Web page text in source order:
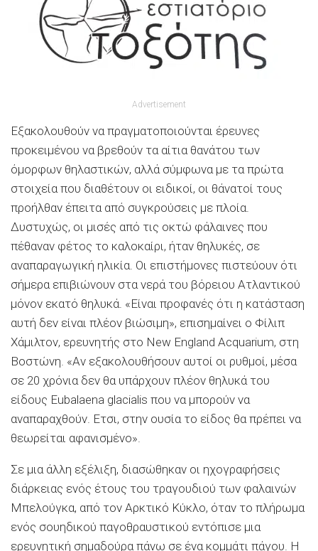
Advertisement
Εξακολουθούν να πραγματοποιούνται έρευνες
προκειμένου να βρεθούν τα αίτια θανάτου των
όμορφων θηλαστικών, αλλά σύμφωνα με τα πρώτα
στοιχεία που διαθέτουν οι ειδικοί, οι θάνατοί τους
προήλθαν έπειτα από συγκρούσεις με πλοία.
Δυστυχώς, οι μισές από τις οκτώ φάλαινες που
πέθαναν φέτος το καλοκαίρι, ήταν θηλυκές, σε
αναπαραγωγική ηλικία. Οι επιστήμονες πιστεύουν ότι
σήμερα επιβιώνουν στα νερά του βόρειου Ατλαντικού
μόνον εκατό θηλυκά. «Είναι προφανές ότι η κατάσταση
αυτή δεν είναι πλέον βιώσιμη», επισημαίνει ο Φίλιπ
Χάμιλτον, ερευνητής στο New England Acquarium, στη
Βοστώνη. «Αν εξακολουθήσουν αυτοί οι ρυθμοί, μέσα
σε 20 χρόνια δεν θα υπάρχουν πλέον θηλυκά του
είδους Eubalaena glacialis που να μπορούν να
αναπαραχθούν. Ετσι, στην ουσία το είδος θα πρέπει να
θεωρείται αφανισμένο».
Σε μια άλλη εξέλιξη, διασώθηκαν οι ηχογραφήσεις
διάρκειας ενός έτους του τραγουδιού των φαλαινών
Μπελούγκα, από τον Αρκτικό Κύκλο, όταν το πλήρωμα
ενός σουηδικού παγοθραυστικού εντόπισε μια
ερευνητική σημαδούρα πάνω σε ένα κομμάτι πάγου. Η